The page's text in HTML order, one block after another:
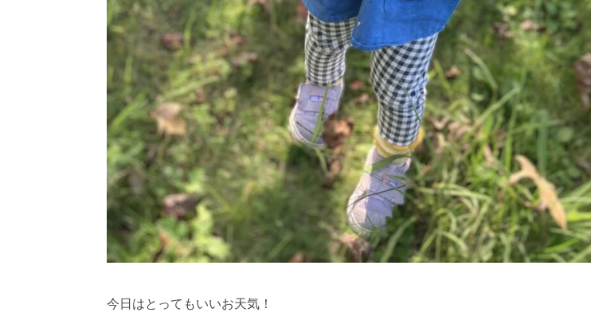
今日はとってもいいお天気！